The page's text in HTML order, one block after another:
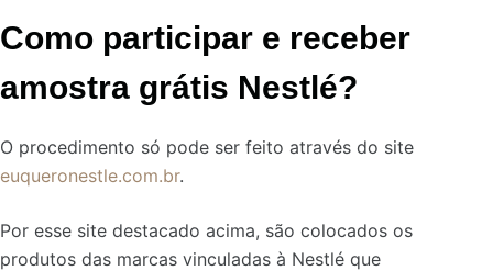
Como participar e receber
amostra grátis Nestlé?
O procedimento só pode ser feito através do site
euqueronestle.com.br.
Por esse site destacado acima, são colocados os
produtos das marcas vinculadas à Nestlé que